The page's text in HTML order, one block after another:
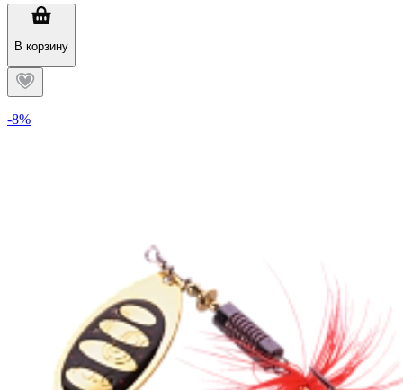
В корзину
-8%